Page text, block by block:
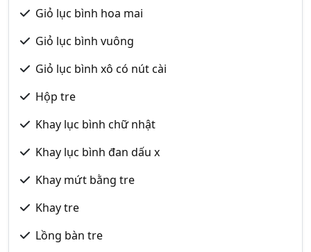
Giỏ lục bình hoa mai
Giỏ lục bình vuông
Giỏ lục bình xô có nút cài
Hộp tre
Khay lục bình chữ nhật
Khay lục bình đan dấu x
Khay mứt bằng tre
Khay tre
Lồng bàn tre